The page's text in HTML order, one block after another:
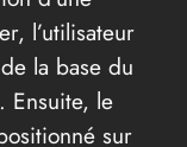
l’utilisateur
la base du
Ensuite, le
sur